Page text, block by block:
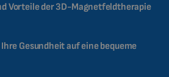
Vorteile der 3D-Magnetfeldtherapie
Gesundheit auf eine bequeme